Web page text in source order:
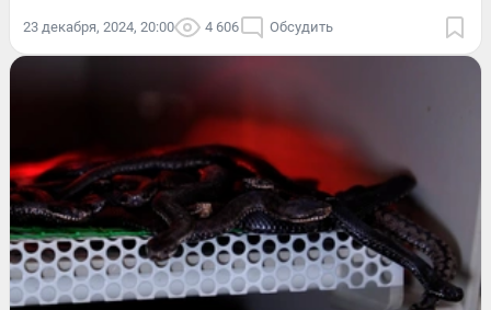
23 декабря, 2024, 20:00 4 606 Обсудить